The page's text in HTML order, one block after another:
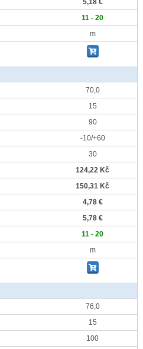
5,18 €
11 - 20
m
70,0
15
90
-10/+60
30
124,22 Kč
150,31 Kč
4,78 €
5,78 €
11 - 20
m
76,0
15
100